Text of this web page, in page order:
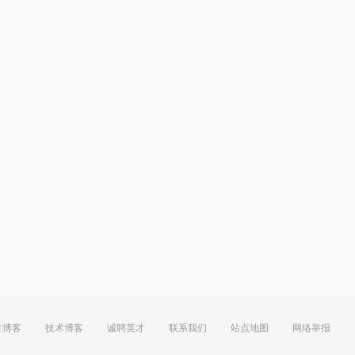
博客 技术博客 诚聘英才 联系我们 站点地图 网络举报